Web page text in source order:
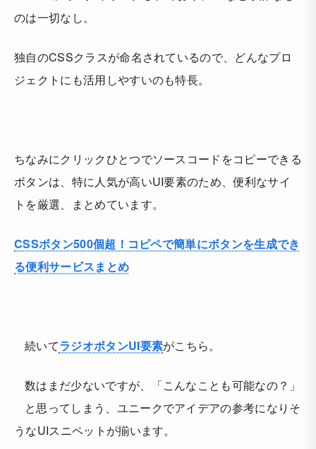
のは一切なし。
独自のCSSクラスが命名されているので、どんなプロ
ジェクトにも活用しやすいのも特長。
ちなみにクリックひとつでソースコードをコピーできる
ボタンは、特に人気が高いUI要素のため、便利なサイ
トを厳選、まとめています。
CSSボタン500個超！コピペで簡単にボタンを生成でき
る便利サービスまとめ
続いてラジオボタンUI要素がこちら。
数はまだ少ないですが、「こんなことも可能なの？」
と思ってしまう、ユニークでアイデアの参考になりそ
うなUIスニペットが揃います。